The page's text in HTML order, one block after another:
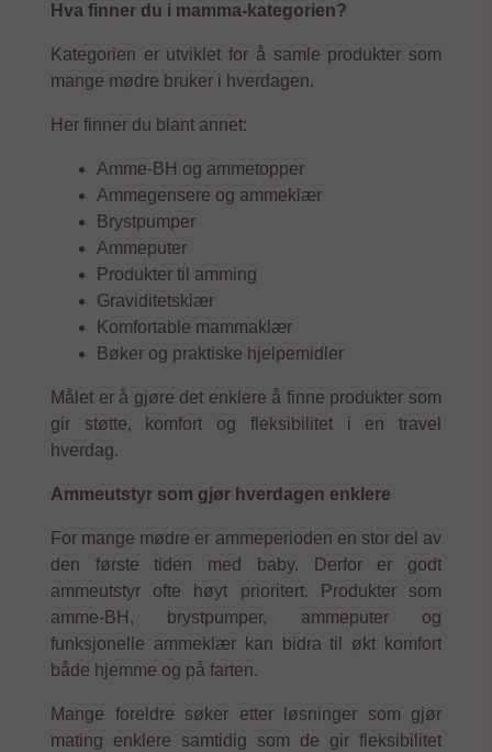
Hva finner du i mamma-kategorien?
Kategorien er utviklet for å samle produkter som
mange mødre bruker i hverdagen.
Her finner du blant annet:
Amme-BH og ammetopper
Ammegensere og ammeklær
Brystpumper
Ammeputer
Produkter til amming
Graviditetsklær
Komfortable mammaklær
Bøker og praktiske hjelpemidler
Målet er å gjøre det enklere å finne produkter som
gir støtte, komfort og fleksibilitet i en travel
hverdag.
Ammeutstyr som gjør hverdagen enklere
For mange mødre er ammeperioden en stor del av
den første tiden med baby. Derfor er godt
ammeutstyr ofte høyt prioritert. Produkter som
amme-BH, brystpumper, ammeputer og
funksjonelle ammeklær kan bidra til økt komfort
både hjemme og på farten.
Mange foreldre søker etter løsninger som gjør
mating enklere samtidig som de gir fleksibilitet